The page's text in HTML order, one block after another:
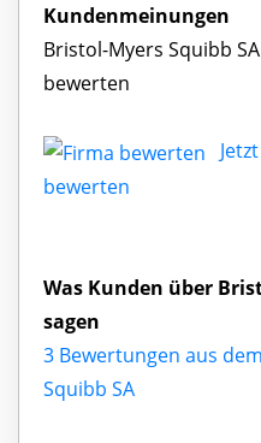
Kundenmeinungen
Bristol-Myers Squibb
bewerten
bewerten
Was Kunden über
sagen
3 Bewertungen aus
Squibb SA